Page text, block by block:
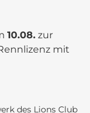
10.08. zur
mit
des Lions Club